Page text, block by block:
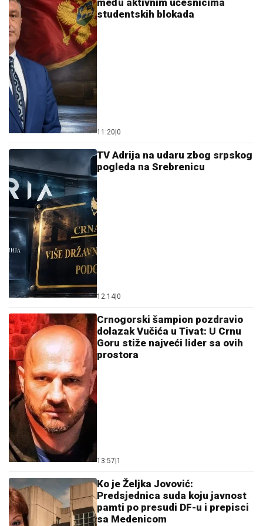
među aktivnim učesnicima
studentskih blokada
11:20 0
TV Adrija na udaru zbog srpskog
pogleda na Srebrenicu
12:14 0
Crnogorski šampion pozdravio
dolazak Vučića u Tivat: U Crnu
Goru stiže najveći lider sa ovih
prostora
13:57 1
Ko je Željka Jovović:
Predsjednica suda koju javnost
pamti po presudi DF-u i prepisci
sa Medenicom